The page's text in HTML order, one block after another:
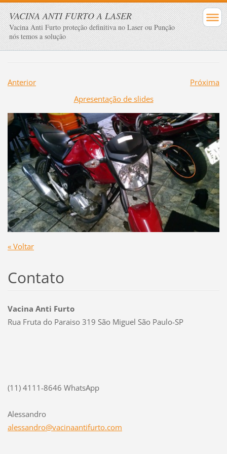
VACINA ANTI FURTO A LASER
Vacina Anti Furto proteção definitiva no Laser ou Punção
nós temos a solução
Anterior
Próxima
Apresentação de slides
« Voltar
Contato
Vacina Anti Furto
Rua Fruta do Paraiso 319 São Miguel São Paulo-SP
(11) 4111-8646 WhatsApp
Alessandro
alessandro@vacinaantifurto.com